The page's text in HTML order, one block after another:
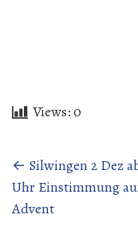
Views:0
← Silwingen 2 Dez
Uhr Einstimmung
Advent